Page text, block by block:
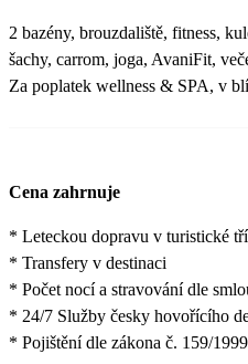
2 bazény, brouzdaliště, fitness,
šachy, carrom, joga, AvaniFit,
Za poplatek wellness & SPA, v
Cena zahrnuje
* Leteckou dopravu v turistické
* Transfery v destinaci
* Počet nocí a stravování dle
* 24/7 Služby česky hovořícího
* Pojištění dle zákona č. 159/